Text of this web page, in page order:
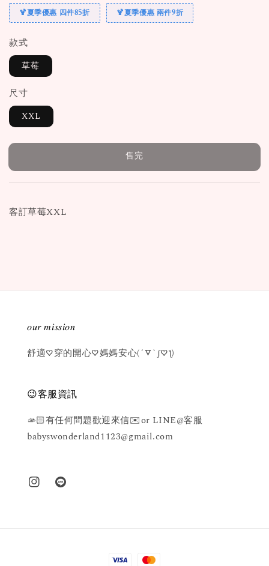
🍹夏季優惠 四件85折 🍹夏季優惠 兩件9折
款式
草莓
尺寸
XXL
售完
客訂草莓XXL
𝑜𝑢𝑟 𝑚𝑖𝑠𝑠𝑖𝑜𝑛
舒適♡穿的開心♡媽媽安心(´▽`ʃ♡ƪ)
😉客服資訊
🫴🏻有任何問題歡迎來信✉️or LINE@客服
babyswonderland1123@gmail.com